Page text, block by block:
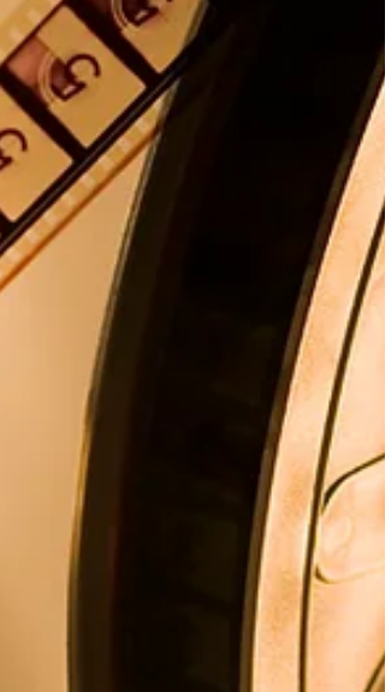
Arts Energétiques et Martiaux Chinois est
désormais demandée (36€ pour l'année)